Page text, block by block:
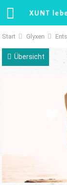
Start Glyxen
Übersicht